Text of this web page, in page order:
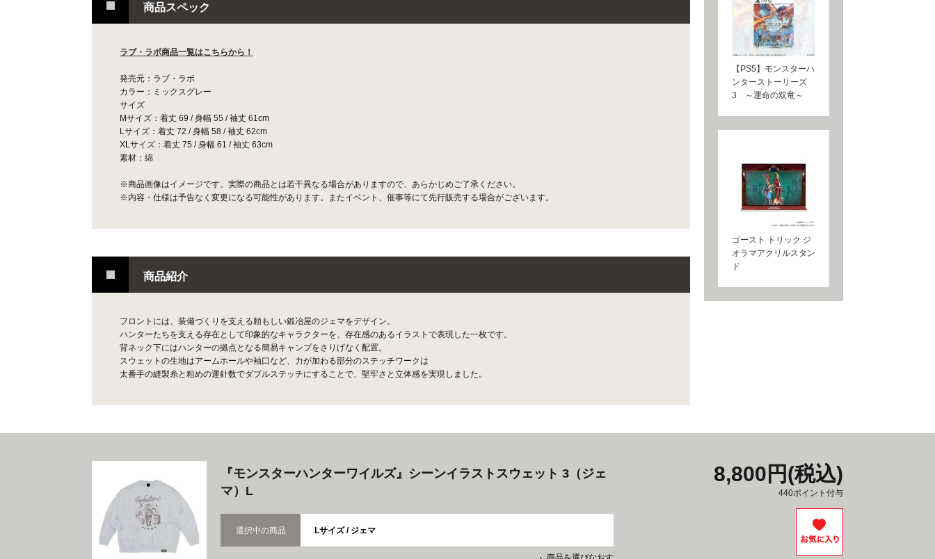
商品スペック
ラブ・ラボ商品一覧はこちらから！
発売元：ラブ・ラボ
カラー：ミックスグレー
サイズ
Mサイズ：着丈 69 / 身幅 55 / 袖丈 61cm
Lサイズ：着丈 72 / 身幅 58 / 袖丈 62cm
XLサイズ：着丈 75 / 身幅 61 / 袖丈 63cm
素材：綿
※商品画像はイメージです。実際の商品とは若干異なる場合がありますので、あらかじめご了承ください。
※内容・仕様は予告なく変更になる可能性があります。またイベント、催事等にて先行販売する場合がございます。
商品紹介
フロントには、装備づくりを支える頼もしい鍛冶屋のジェマをデザイン。
ハンターたちを支える存在として印象的なキャラクターを、存在感のあるイラストで表現した一枚です。
背ネック下にはハンターの拠点となる簡易キャンプをさりげなく配置。
スウェットの生地はアームホールや袖口など、力が加わる部分のステッチワークは
太番手の縫製糸と粗めの運針数でダブルステッチにすることで、堅牢さと立体感を実現しました。
【PS5】モンスターハ
ンターストーリーズ
3 ～運命の双竜～
ゴースト トリック ジ
オラマアクリルスタン
ド
『モンスターハンターワイルズ』シーンイラストスウェット 3（ジェ
マ）L
選択中の商品 Lサイズ / ジェマ
8,800円(税込)
440ポイント付与